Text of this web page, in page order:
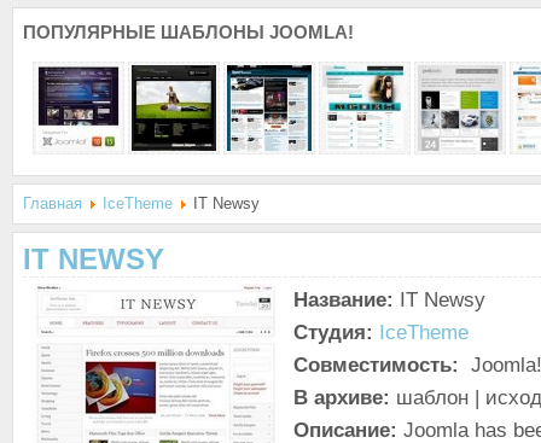
ПОПУЛЯРНЫЕ ШАБЛОНЫ JOOMLA!
Главная IceTheme IT Newsy
IT NEWSY
Название: IT Newsy
Студия: IceTheme
Совместимость:
В архиве: шаблон |
Описание: Joomla has